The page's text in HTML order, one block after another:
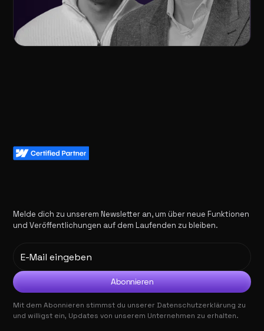
Melde dich zu unserem Newsletter an, um über neue Funktionen
und Veröffentlichungen auf dem Laufenden zu bleiben.
Mit dem Abonnieren stimmst du unserer Datenschutzerklärung zu
und willigst ein, Updates von unserem Unternehmen zu erhalten.